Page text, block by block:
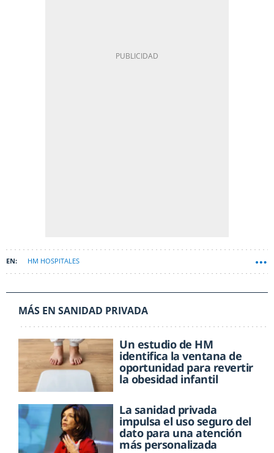
HM HOSPITALES
MÁS EN SANIDAD PRIVADA
Un estudio de HM
identifica la ventana de
oportunidad para revertir
la obesidad infantil
La sanidad privada
impulsa el uso seguro del
dato para una atención
más personalizada